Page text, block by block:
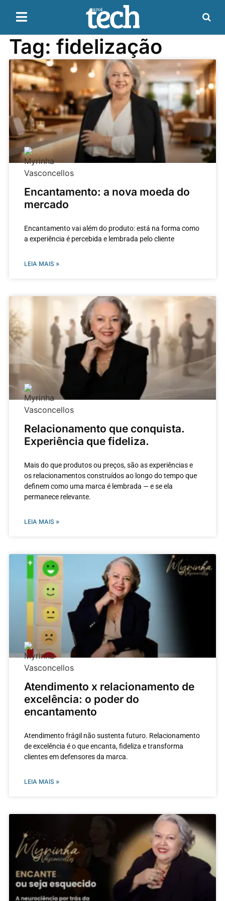
Tag: fidelização
Encantamento: a nova moeda do
mercado
Encantamento vai além do produto: está na forma como
a experiência é percebida e lembrada pelo cliente
LEIA MAIS »
Relacionamento que conquista.
Experiência que fideliza.
Mais do que produtos ou preços, são as experiências e
os relacionamentos construídos ao longo do tempo que
definem como uma marca é lembrada — e se ela
permanece relevante.
LEIA MAIS »
Atendimento x relacionamento de
excelência: o poder do
encantamento
Atendimento frágil não sustenta futuro. Relacionamento
de excelência é o que encanta, fideliza e transforma
clientes em defensores da marca.
LEIA MAIS »